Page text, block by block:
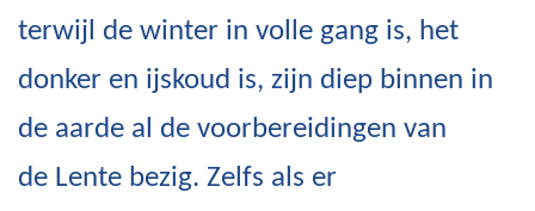
terwijl de winter in volle gang is, het
donker en ijskoud is, zijn diep binnen in
de aarde al de voorbereidingen van
de Lente bezig. Zelfs als er